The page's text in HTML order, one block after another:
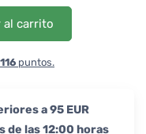
al carrito
116 puntos.
a 95 EUR
de las 12:00 horas